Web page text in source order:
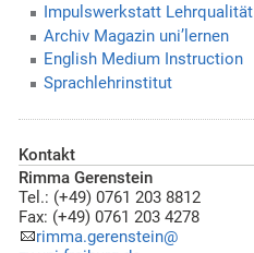
Impulswerkstatt Lehrqualität
Archiv Magazin uni’lernen
English Medium Instruction
Sprachlehrinstitut
Kontakt
Rimma Gerenstein
Tel.: (+49) 0761 203 8812
Fax: (+49) 0761 203 4278
rimma.gerenstein@